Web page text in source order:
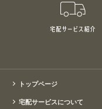
トップページ
宅配サービスについて